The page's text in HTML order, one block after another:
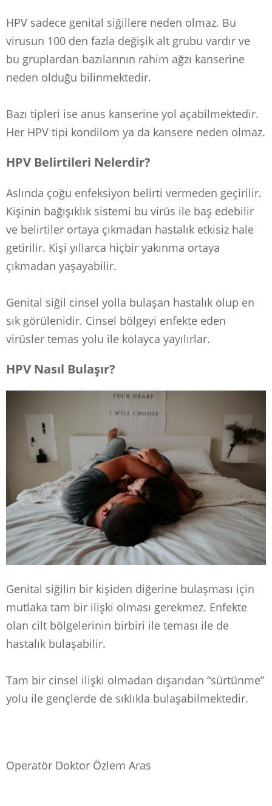
HPV sadece genital siğillere neden olmaz. Bu
virusun 100 den fazla değişik alt grubu vardır ve
bu gruplardan bazılarının rahim ağzı kanserine
neden olduğu bilinmektedir.
Bazı tipleri ise anus kanserine yol açabilmektedir.
Her HPV tipi kondilom ya da kansere neden olmaz.
HPV Belirtileri Nelerdir?
Aslında çoğu enfeksiyon belirti vermeden geçirilir.
Kişinin bağışıklık sistemi bu virüs ile baş edebilir
ve belirtiler ortaya çıkmadan hastalık etkisiz hale
getirilir. Kişi yıllarca hiçbir yakınma ortaya
çıkmadan yaşayabilir.
Genital siğil cinsel yolla bulaşan hastalık olup en
sık görülenidir. Cinsel bölgeyi enfekte eden
virüsler temas yolu ile kolayca yayılırlar.
HPV Nasıl Bulaşır?
Genital siğilin bir kişiden diğerine bulaşması için
mutlaka tam bir ilişki olması gerekmez. Enfekte
olan cilt bölgelerinin birbiri ile teması ile de
hastalık bulaşabilir.
Tam bir cinsel ilişki olmadan dışarıdan “sürtünme”
yolu ile gençlerde de sıklıkla bulaşabilmektedir.
Operatör Doktor Özlem Aras